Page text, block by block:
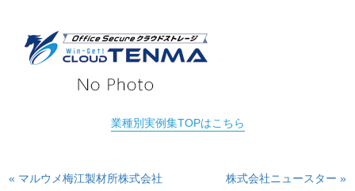
業種別実例集TOPはこちら
« マルウメ梅江製材所株式会社 株式会社ニュースター »